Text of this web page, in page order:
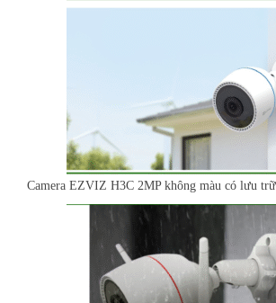
Camera EZVIZ H3C 2MP không màu có lưu